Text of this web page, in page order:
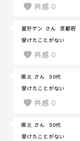
共感 0
星野ゲン さん 京都府
受けたことがない
共感 0
匿名 さん
50代
受けたことがない
共感 0
匿名 さん
50代
受けたことがない